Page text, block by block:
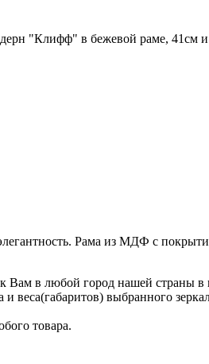
"Клифф" в бежевой раме, 41см
Рама из МДФ с
Вам в любой город нашей страны в
веса(габаритов) выбранного
товара.